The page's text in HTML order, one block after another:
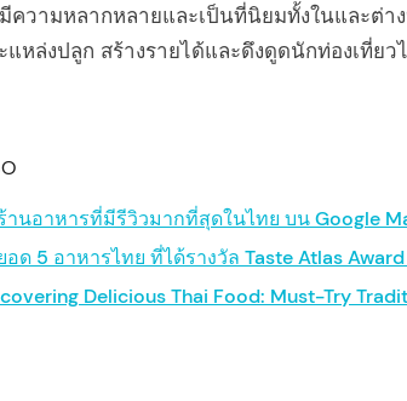
ความหลากหลายและเป็นที่นิยมทั้งในและต่
หล่งปลูก สร้างรายได้และดึงดูดนักท่องเที่ยว
านอาหารที่มีรีวิวมากที่สุดในไทย บน Google
อด 5 อาหารไทย ที่ได้รางวัล Taste Atlas
Delicious Thai Food: Must-Try